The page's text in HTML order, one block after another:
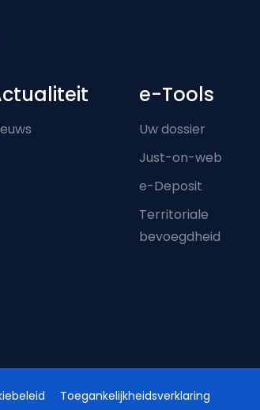
e-Tools
Uw dossier
Just-on-web
e-Deposit
Territoriale
bevoegdheid
Toegankelijkheidsverklaring